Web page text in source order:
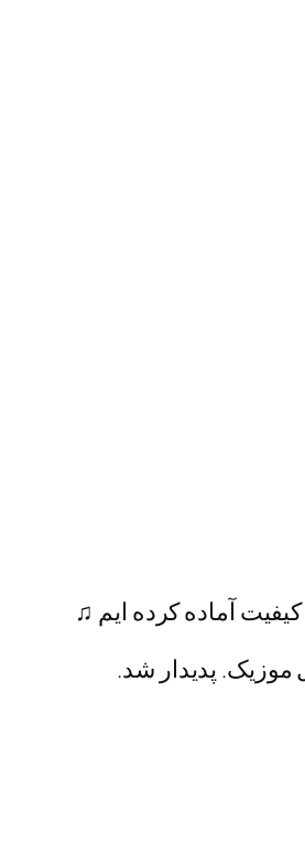
آماده کرده ایم ♫
موزیک. پدیدار شد.